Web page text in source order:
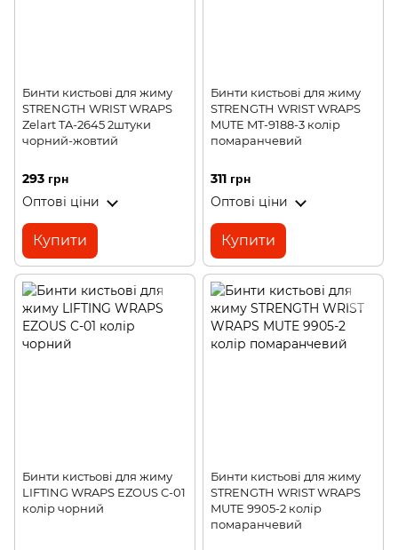
Бинти кистьові для жиму
STRENGTH WRIST WRAPS
Zelart TA-2645 2штуки
чорний-жовтий
293 грн
Оптові ціни
Купити
Бинти кистьові для жиму
STRENGTH WRIST WRAPS
MUTE MT-9188-3 колір
помаранчевий
311 грн
Оптові ціни
Купити
Бинти кистьові для жиму
LIFTING WRAPS EZOUS C-01
колір чорний
Бинти кистьові для жиму
STRENGTH WRIST WRAPS
MUTE 9905-2 колір
помаранчевий